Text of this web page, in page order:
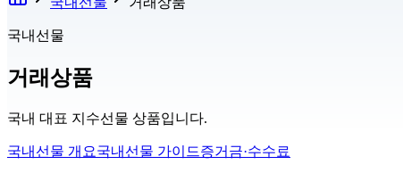
국내선물
거래상품
국내 대표 지수선물 상품입니다.
국내선물 개요국내선물 가이드증거금·수수료